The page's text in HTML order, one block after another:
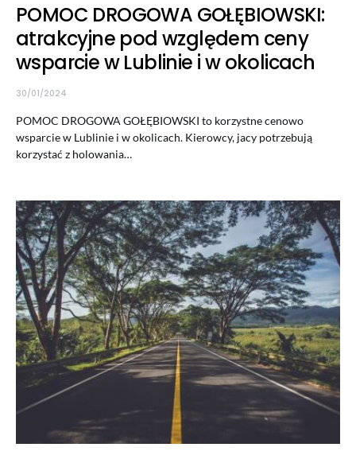
POMOC DROGOWA GOŁĘBIOWSKI:
atrakcyjne pod względem ceny
wsparcie w Lublinie i w okolicach
30/01/2024
POMOC DROGOWA GOŁĘBIOWSKI to korzystne cenowo
wsparcie w Lublinie i w okolicach. Kierowcy, jacy potrzebują
korzystać z holowania…